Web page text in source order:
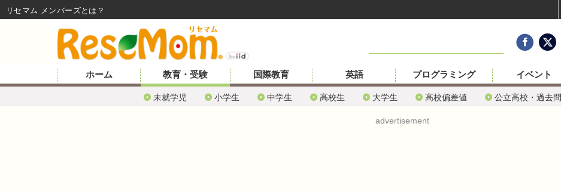
ホーム 教育・受験
未就学児 小学生 中学生 高校生 大学生 高校偏差値 公立高校・過去問
国際教育 英語 プログラミング イベント
advertisement
リセマム メンバーズ